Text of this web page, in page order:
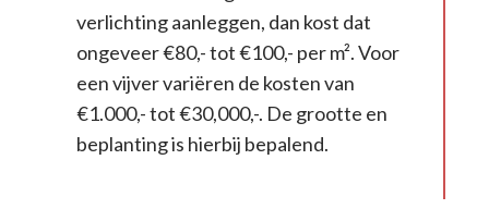
verlichting aanleggen, dan kost dat
ongeveer €80,- tot €100,- per m². Voor
een vijver variëren de kosten van
€1.000,- tot €30,000,-. De grootte en
beplanting is hierbij bepalend.